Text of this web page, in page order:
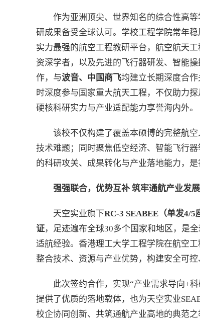
作为亚洲顶尖、世界知名的综合性高
研成果备受全球认可。学校工程学院常年
实力最强的航空工程教研平台，航空航天
资深学者，以及先进的飞行器研发、智能
作，与波音、中国商飞均建立长期深度合
时深度参与国家重大航天工程，不仅助力
硬核科研实力与产业适配能力享誉海内外。
该校不仅构建了覆盖本硕博的完整航
技术难题；同时聚焦低空经济、智能飞行
的科研攻关、成果转化与产业落地能力，
强强联合，优势互补 筑牢通航产业发
天空实业旗下RC-3 SEABEE （单发4/5
证，足迹遍布全球30多个国家和地区，是
适航经验。香港理工大学工程学院在航空
整合技术、资源与产业优势，构建安全可控
此次签约合作，实现“产业需求导向+
提供了优质的落地载体，也为天空实业
校企协同创新、共筑通航产业高地的典范之